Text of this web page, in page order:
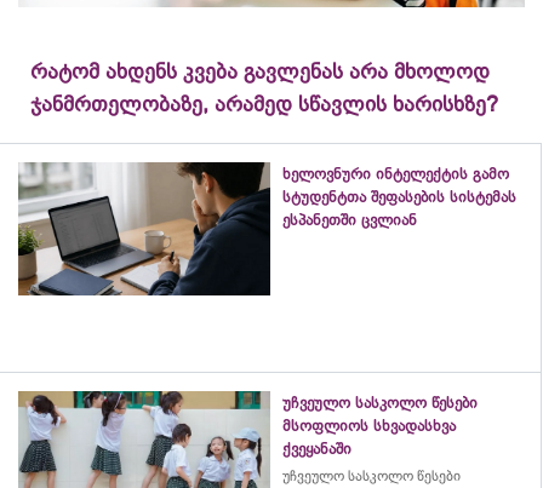
რატომ ახდენს კვება გავლენას არა მხოლოდ
ჯანმრთელობაზე, არამედ სწავლის ხარისხზე?
ხელოვნური ინტელექტის გამო
სტუდენტთა შეფასების სისტემას
ესპანეთში ცვლიან
უჩვეულო სასკოლო წესები
მსოფლიოს სხვადასხვა
ქვეყანაში
უჩვეულო სასკოლო წესები